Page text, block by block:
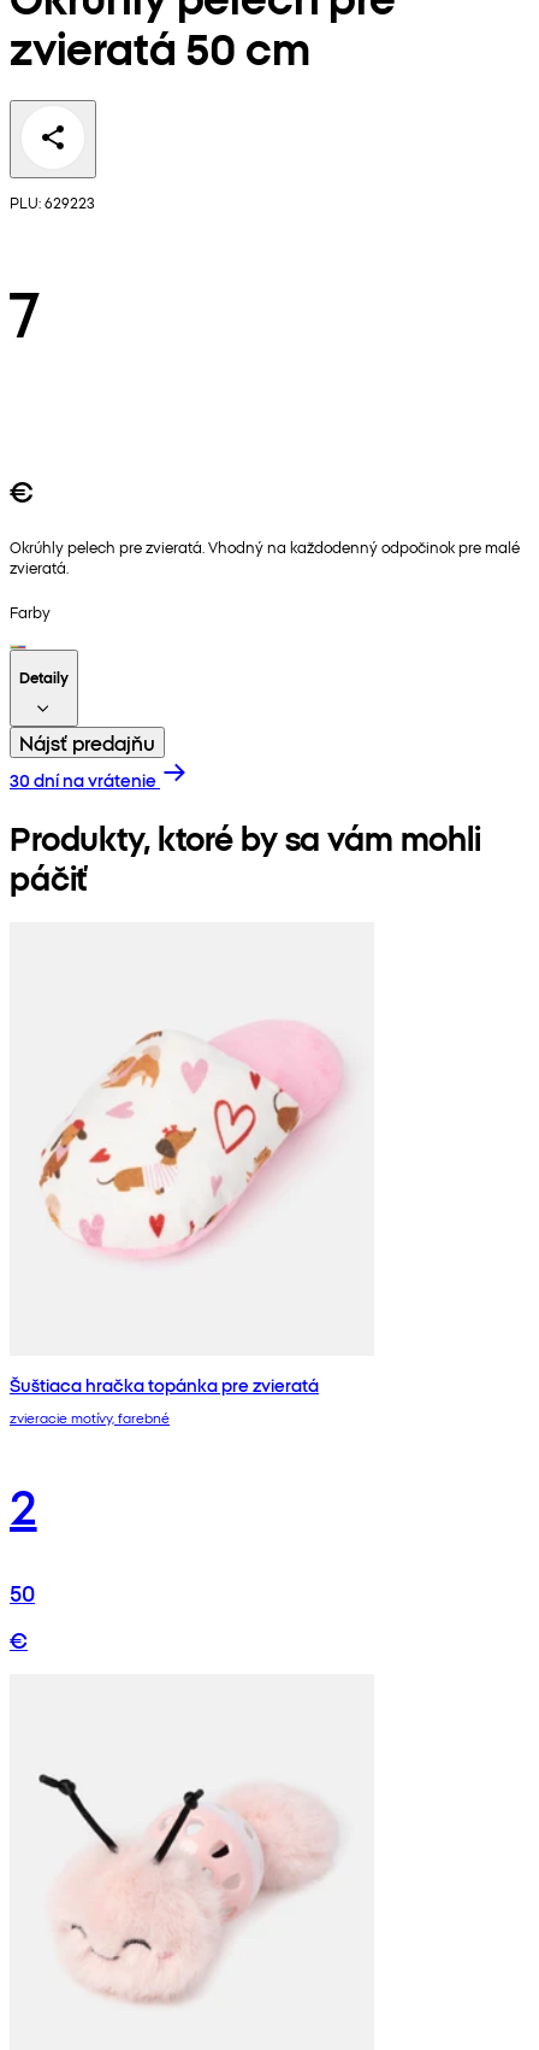
zvieratá 50 cm
PLU: 629223
7
€
Okrúhly pelech pre zvieratá. Vhodný na každodenný odpočinok pre malé
zvieratá.
Farby
Detaily
Nájsť predajňu
30 dní na vrátenie
Produkty, ktoré by sa vám mohli
páčiť
Šuštiaca hračka topánka pre zvieratá
zvieracie motívy, farebné
2
50
€